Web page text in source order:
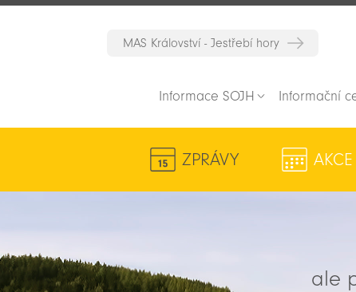
MAS Království - Jestřebí hory
Informace SOJH Informační
ZPRÁVY AKCE
ale